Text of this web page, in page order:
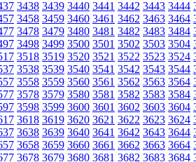
3438 3439 3440 3441 3442 3443 3444
3458 3459 3460 3461 3462 3463 3464
3478 3479 3480 3481 3482 3483 3484
3498 3499 3500 3501 3502 3503 3504
3518 3519 3520 3521 3522 3523 3524
3538 3539 3540 3541 3542 3543 3544
3558 3559 3560 3561 3562 3563 3564
3578 3579 3580 3581 3582 3583 3584
3598 3599 3600 3601 3602 3603 3604
3618 3619 3620 3621 3622 3623 3624
3638 3639 3640 3641 3642 3643 3644
3658 3659 3660 3661 3662 3663 3664
3678 3679 3680 3681 3682 3683 3684